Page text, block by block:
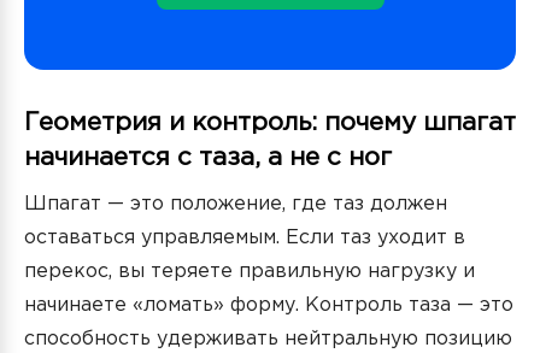
Геометрия и контроль: почему шпагат
начинается с таза, а не с ног
Шпагат — это положение, где таз должен
оставаться управляемым. Если таз уходит в
перекос, вы теряете правильную нагрузку и
начинаете «ломать» форму. Контроль таза — это
способность удерживать нейтральную позицию